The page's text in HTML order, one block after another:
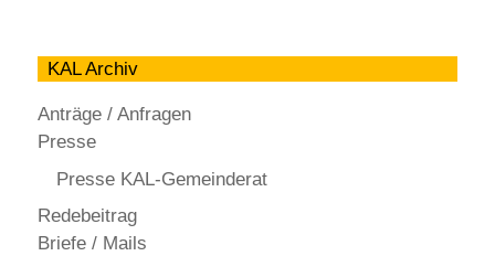
KAL Archiv
Anträge / Anfragen
Presse
Presse KAL-Gemeinderat
Redebeitrag
Briefe / Mails